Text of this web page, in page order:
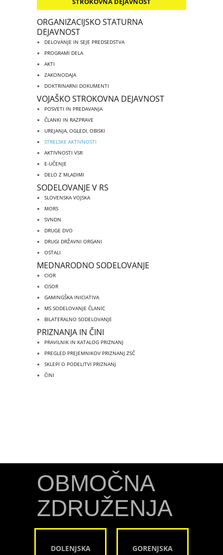
STROKOVNA DEJAVNOST
ORGANIZACIJSKO STATURNA
DEJAVNOST
DELOVANJE IN SEJE PREDSEDSTVA
PROGRAMI DELA
AKTI
ZAKONODAJA
DOKTRINARNI DOKUMENTI
VOJAŠKO STROKOVNA DEJAVNOST
POSVETI IN PREDAVANJA
ČLANKI IN RAZPRAVE
UREJANJA, OGLEDI, OBISKI
STRELSKE AKTIVNOSTI
AKTIVNOSTI VSR
E-UČENJE
DELO Z MLADIMI
SODELOVANJE V RS
SLOVENSKA VOJSKA
MORS
SVNDN
DRUGE DVO
DRUGI DRŽAVNI ORGANI
OSTALI
MEDNARODNO SODELOVANJE
CIOR
CISOR
GAMINGŠKA INICIATIVA
MS SODELOVANJE ČLANIC
BILATERALNO SODELOVANJE
PRIZNANJA IN ČINI
PRAVILNIK IN KATALOG PRIZNANJ
PREGLED PREJEMNIKOV PRIZNANJ ZSČ
SKLEPI O PODELITVI PRIZNANJ
ČINI
OBMOČNA
ZDRUŽENJA
DOLENJSKA
GORENJSKA